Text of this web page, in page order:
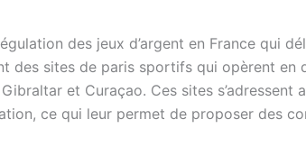
des jeux d’argent en France qui
des sites de paris sportifs qui opèrent en
et Curaçao. Ces sites s’adressent
ce qui leur permet de proposer des